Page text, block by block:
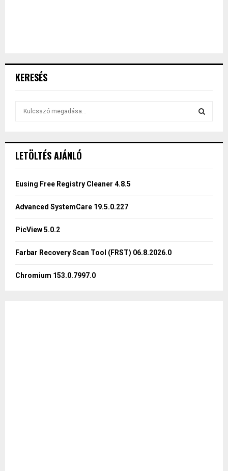
KERESÉS
h
o
LETÖLTÉS AJÁNLÓ
Eusing Free Registry Cleaner 4.8.5
Advanced SystemCare 19.5.0.227
PicView 5.0.2
Farbar Recovery Scan Tool (FRST) 06.8.2026.0
Chromium 153.0.7997.0